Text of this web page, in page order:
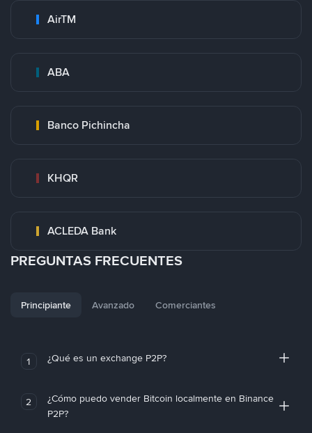
AirTM
ABA
Banco Pichincha
KHQR
ACLEDA Bank
PREGUNTAS FRECUENTES
Principiante Avanzado Comerciantes
1 ¿Qué es un exchange P2P?
2
¿Cómo puedo vender Bitcoin localmente en Binance
P2P?